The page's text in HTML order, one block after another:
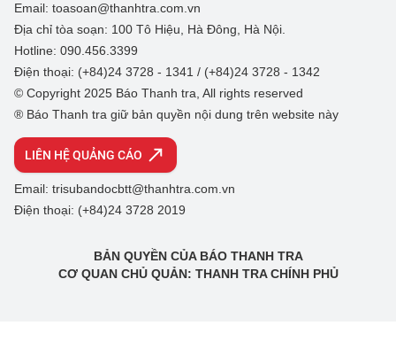
Email: toasoan@thanhtra.com.vn
Địa chỉ tòa soạn: 100 Tô Hiệu, Hà Đông, Hà Nội.
Hotline: 090.456.3399
Điện thoại: (+84)24 3728 - 1341 / (+84)24 3728 - 1342
© Copyright 2025 Báo Thanh tra, All rights reserved
® Báo Thanh tra giữ bản quyền nội dung trên website này
LIÊN HỆ QUẢNG CÁO
Email: trisubandocbtt@thanhtra.com.vn
Điện thoại: (+84)24 3728 2019
BẢN QUYỀN CỦA BÁO THANH TRA
CƠ QUAN CHỦ QUẢN: THANH TRA CHÍNH PHỦ